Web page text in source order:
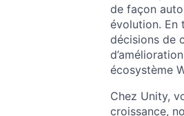
de façon
évolution. En
décisions de
écosystème
Chez Unity,
croissance,